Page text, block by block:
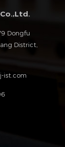
Dongfu
District,
ist.com